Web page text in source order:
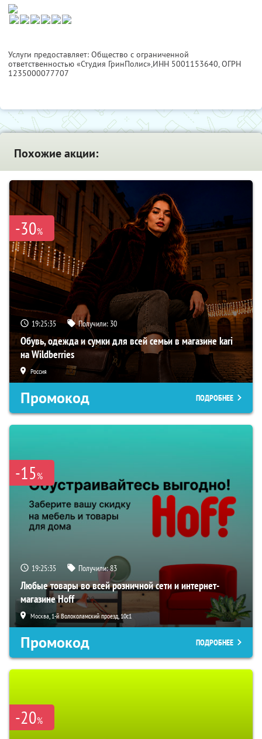
Услуги предоставляет: Общество с ограниченной
ответственностью «Студия ГринПолис»,ИНН 5001153640, ОГРН
1235000077707
Похожие акции:
-30%
19:25:34 Получили: 30
Обувь, одежда и сумки для всей семьи в магазине kari
на Wildberries
Россия
Промокод ПОДРОБНЕЕ
-15%
19:25:34 Получили:83
Любые товары во всей розничной сети и интернет-
магазине Hoff
Москва, 1-й Волоколамский проезд, 10с1
Промокод ПОДРОБНЕЕ
-20%